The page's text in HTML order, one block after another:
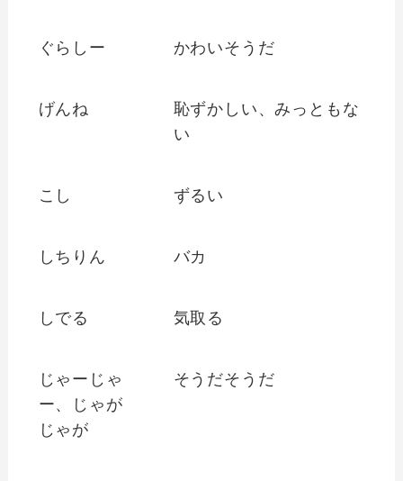
ぐらしー かわいそうだ
げんね
恥ずかしい、みっともな
い
こし ずるい
しちりん バカ
しでる 気取る
じゃーじゃ
ー、じゃが
じゃが
そうだそうだ